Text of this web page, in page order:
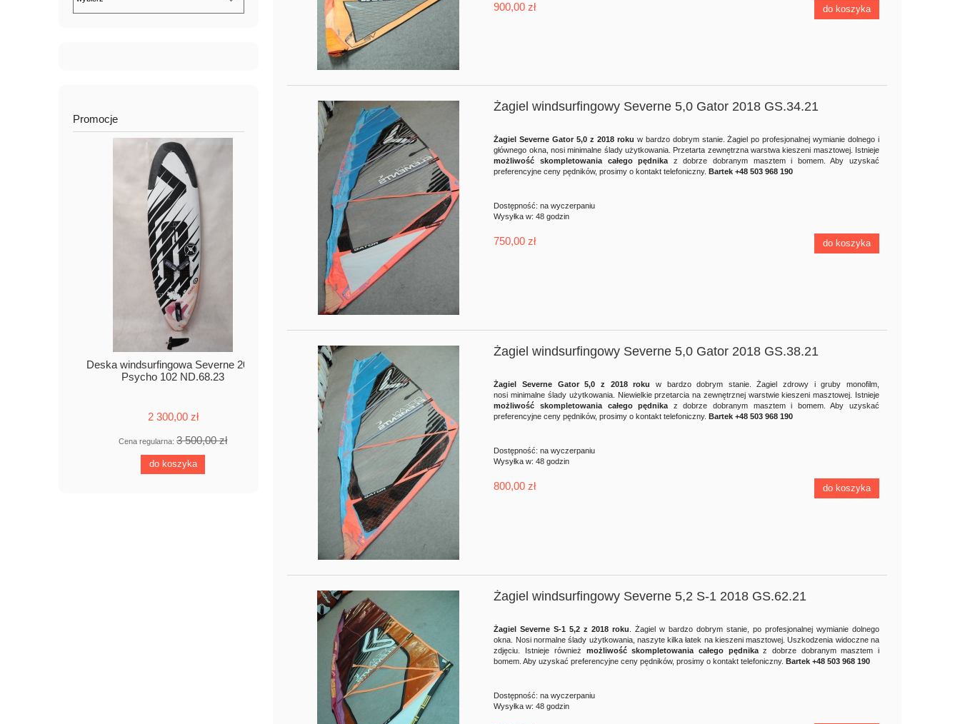
Promocje
Deska windsurfingowa Severne 2021
Psycho 102 ND.68.23
2 300,00 zł
Cena regularna: 3 500,00 zł
do koszyka
Deska windsurfingowa Starboard 141
Carve GD.12.21
2 000,00 zł
Cena regularna: 2 700,00 zł
do koszyka
2 500,00 zł
do koszyka
2 500,00 zł
900,00 zł do koszyka
Żagiel windsurfingowy Severne 5,0 Gator 2018 GS.34.21
Żagiel Severne Gator 5,0 z 2018 roku w bardzo dobrym stanie. Żagiel po profesjonalnej wymianie dolnego i
głównego okna, nosi minimalne ślady użytkowania. Przetarta zewnętrzna warstwa kieszeni masztowej. Istnieje
możliwość skompletowania całego pędnika z dobrze dobranym masztem i bomem. Aby uzyskać
preferencyjne ceny pędników, prosimy o kontakt telefoniczny. Bartek +48 503 968 190
Dostępność: na wyczerpaniu
Wysyłka w: 48 godzin
750,00 zł do koszyka
Żagiel windsurfingowy Severne 5,0 Gator 2018 GS.38.21
Żagiel Severne Gator 5,0 z 2018 roku w bardzo dobrym stanie. Żagiel zdrowy i gruby monofilm,
nosi minimalne ślady użytkowania. Niewielkie przetarcia na zewnętrznej warstwie kieszeni masztowej. Istnieje
możliwość skompletowania całego pędnika z dobrze dobranym masztem i bomem. Aby uzyskać
preferencyjne ceny pędników, prosimy o kontakt telefoniczny. Bartek +48 503 968 190
Dostępność: na wyczerpaniu
Wysyłka w: 48 godzin
800,00 zł do koszyka
Żagiel windsurfingowy Severne 5,2 S-1 2018 GS.62.21
Żagiel Severne S-1 5,2 z 2018 roku
. Żagiel w bardzo dobrym stanie, po profesjonalnej wymianie dolnego
okna. Nosi normalne ślady użytkowania, naszyte kilka łatek na kieszeni masztowej. Uszkodzenia widoczne na
zdjęciu. Istnieje również możliwość skompletowania całego pędnikaz dobrze dobranym masztem i
bomem. Aby uzyskać preferencyjne ceny pędników, prosimy o kontakt telefoniczny. Bartek +48 503 968 190
Dostępność: na wyczerpaniu
Wysyłka w: 48 godzin